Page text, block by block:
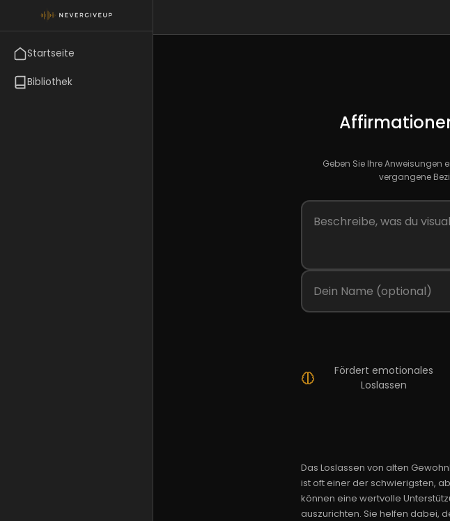
Startseite
Bibliothek
Geben Sie Ihre Anweisungen
vergangene
Fördert emotionales
Loslassen
Das Loslassen von alten
ist oft einer der schwierigsten,
können eine wertvolle
auszurichten. Sie helfen dabei,